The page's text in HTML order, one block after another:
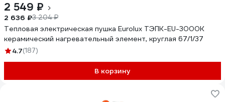
2 549 ₽
2 636 ₽3 204 ₽
Тепловая электрическая пушка Eurolux ТЭПК-EU-3000K
керамический нагревательный элемент, круглая 67/1/37
4.7(187)
В корзину